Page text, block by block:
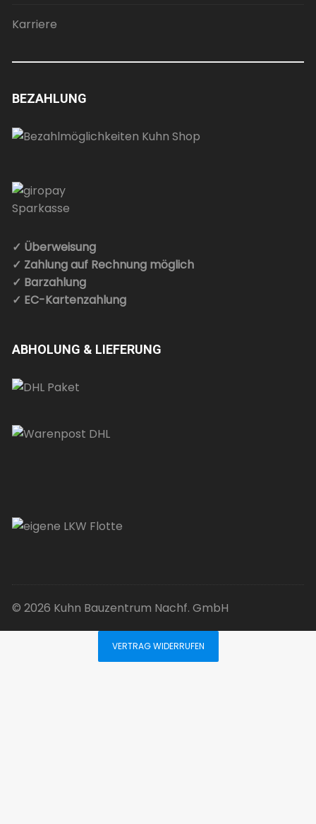
Karriere
BEZAHLUNG
✓ Überweisung
✓ Zahlung auf Rechnung möglich
✓ Barzahlung
✓ EC-Kartenzahlung
ABHOLUNG & LIEFERUNG
© 2026 Kuhn Bauzentrum Nachf. GmbH
VERTRAG WIDERRUFEN